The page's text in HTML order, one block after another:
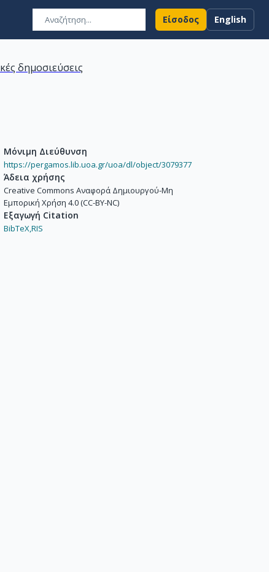
Είσοδος English
δημοσιεύσεις
Μόνιμη Διεύθυνση
https://pergamos.lib.uoa.gr/uoa/dl/object/3079377
Άδεια χρήσης
Creative Commons Αναφορά Δημιουργού-Μη
Εμπορική Χρήση 4.0 (CC-BY-NC)
Εξαγωγή Citation
BibTeX,RIS